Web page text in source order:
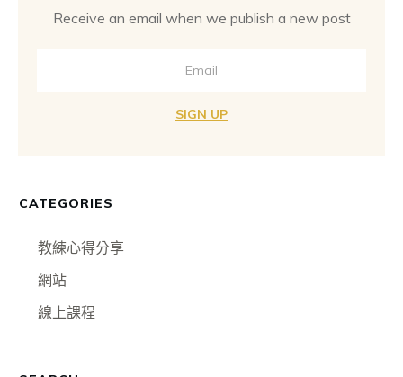
Receive an email when we publish a new post
SIGN UP
CATEGORIES
教練心得分享
網站
線上課程